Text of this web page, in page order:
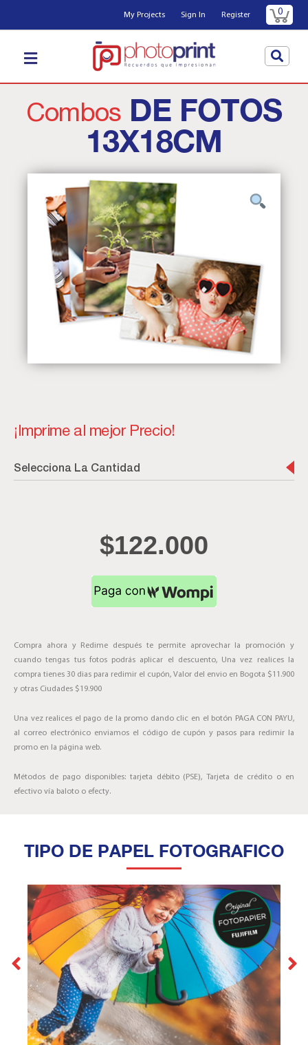
My Projects Sign In Register 0
Combos DE FOTOS
13X18CM
¡Imprime al mejor Precio!
Selecciona La Cantidad
$122.000
Compra ahora y Redime después te permite aprovechar la promoción y
cuando tengas tus fotos podrás aplicar el descuento, Una vez realices la
compra tienes 30 dias para redimir el cupón, Valor del envio en Bogota $11.900
y otras Ciudades $19.900
Una vez realices el pago de la promo dando clic en el botón PAGA CON PAYU,
al correo electrónico enviamos el código de cupón y pasos para redimir la
promo en la página web.
Métodos de pago disponibles: tarjeta débito (PSE), Tarjeta de crédito o en
efectivo vía baloto o efecty.
TIPO DE PAPEL FOTOGRAFICO